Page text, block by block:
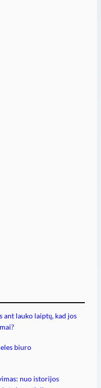
lauko laiptų, kad jos
biuro
nuo istorijos